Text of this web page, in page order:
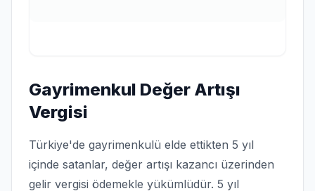
Gayrimenkul Değer Artışı
Vergisi
Türkiye'de gayrimenkulü elde ettikten 5 yıl
içinde satanlar, değer artışı kazancı üzerinden
gelir vergisi ödemekle yükümlüdür. 5 yıl